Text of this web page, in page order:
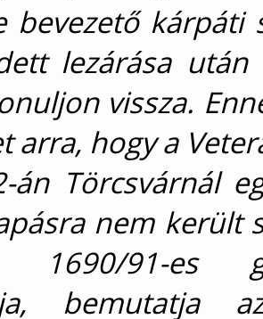
bevezető
lezárása
vissza.
arra, hogy a
án Törcsvárnál
nem került
1690/91-es
bemutatja